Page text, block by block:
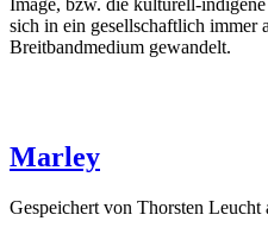
Image, bzw. die kulturell-
sich in ein gesellschaftlich immer
Breitbandmedium gewandelt.
Marley
Gespeichert von Thorsten Leucht